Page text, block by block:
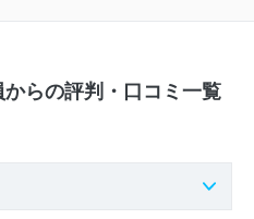
らの評判・口コミ一覧